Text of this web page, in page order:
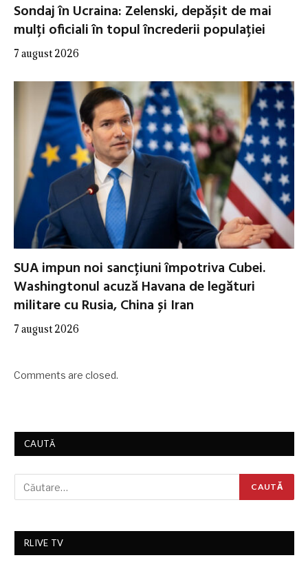
Sondaj în Ucraina: Zelenski, depășit de mai
mulți oficiali în topul încrederii populației
7 august 2026
SUA impun noi sancțiuni împotriva Cubei.
Washingtonul acuză Havana de legături
militare cu Rusia, China și Iran
7 august 2026
Comments are closed.
CAUTĂ
RLIVE TV